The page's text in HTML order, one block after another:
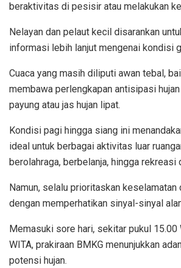
beraktivitas di pesisir atau melakukan
Nelayan dan pelaut kecil disarankan
informasi lebih lanjut mengenai kondisi
Cuaca yang masih diliputi awan tebal,
membawa perlengkapan antisipasi
payung atau jas hujan lipat.
Kondisi pagi hingga siang ini
ideal untuk berbagai aktivitas luar
berolahraga, berbelanja, hingga
Namun, selalu prioritaskan keselamatan
dengan memperhatikan sinyal-sinyal
Memasuki sore hari, sekitar pukul 15.00
WITA, prakiraan BMKG menunjukkan
potensi hujan.